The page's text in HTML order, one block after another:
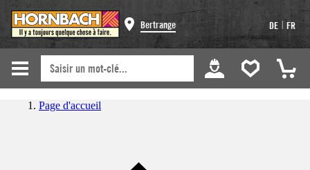
Bertrange DE | FR
Page d'accueil